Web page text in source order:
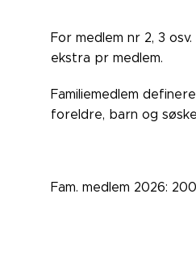
For medlem nr 2, 3
ekstra pr medlem.
Familiemedlem
foreldre, barn og
Fam. medlem 2026: